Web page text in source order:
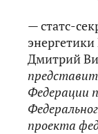
— статс-
Дмитрий
Федерации
проекта